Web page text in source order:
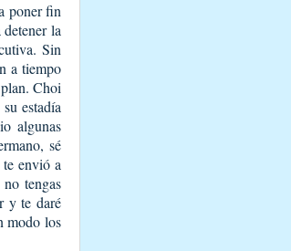
poner fin
la
Sin
a tiempo
Choi
estadía
algunas
sé
envió a
tengas
y te daré
modo los